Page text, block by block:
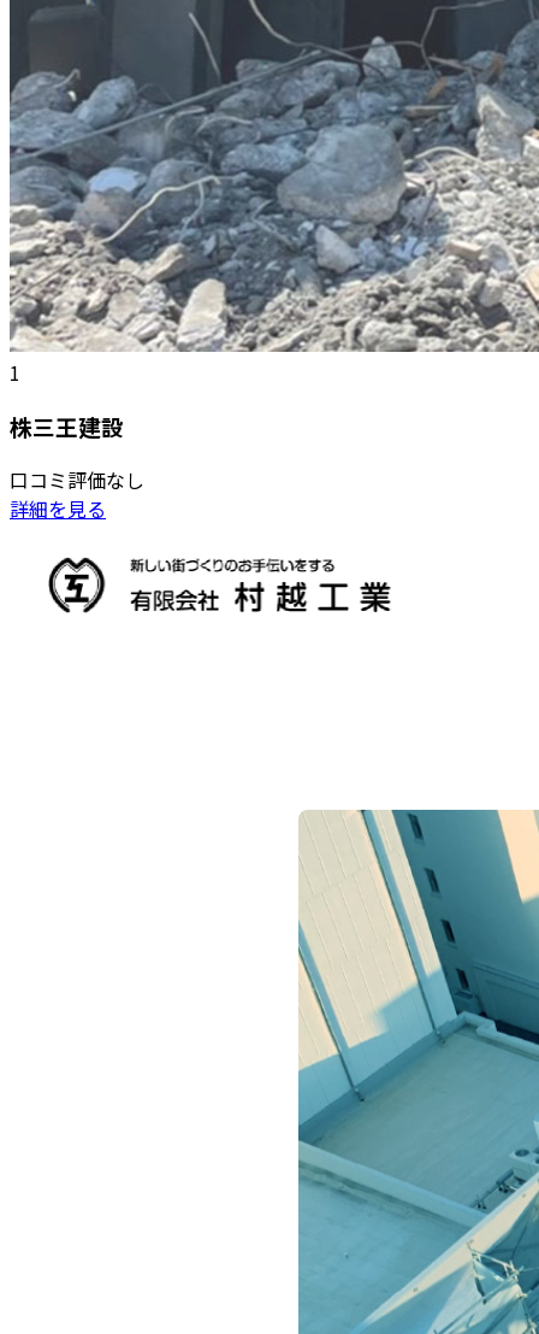
1
株三王建設
口コミ評価なし
詳細を見る